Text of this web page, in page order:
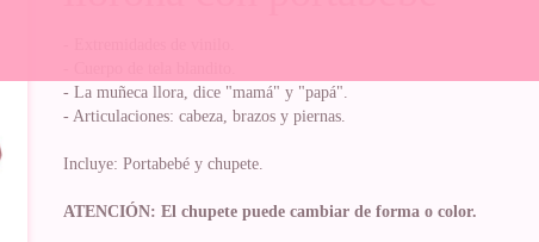
- La muñeca llora, dice "mamá" y "papá".
- Articulaciones: cabeza, brazos y piernas.
Incluye: Portabebé y chupete.
ATENCIÓN: El chupete puede cambiar de forma o color.